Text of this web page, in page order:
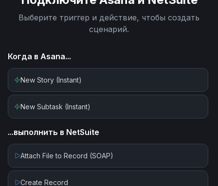
Выберите триггер и действие, чтобы создать
сценарий.
Когда в Asana...
New Story (Instant)
New Subtask (Instant)
...выполнить в NetSuite
Attach File to Record (SOAP)
Create Record